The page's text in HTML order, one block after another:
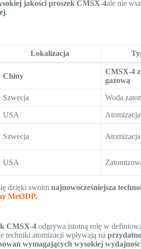
jakości proszek CMSX-4ale nie
.
Lokalizacja
Chiny
CMSX-4
gazową
Szwecja Woda
USA
Szwecja
USA
dzięki swoimnajnowocześniejsza
Met3DP.
CMSX-4 odgrywa istotną rolę w
techniki atomizacji wpływają na
wymagających wysokiej